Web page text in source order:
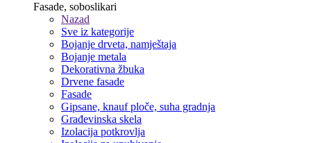
Fasade, soboslikari
Nazad
Sve iz kategorije
Bojanje drveta, namještaja
Bojanje metala
Dekorativna žbuka
Drvene fasade
Fasade
Gipsane, knauf ploče, suha gradnja
Građevinska skela
Izolacija potkrovlja